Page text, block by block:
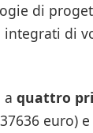
di
di
a quattro
euro)